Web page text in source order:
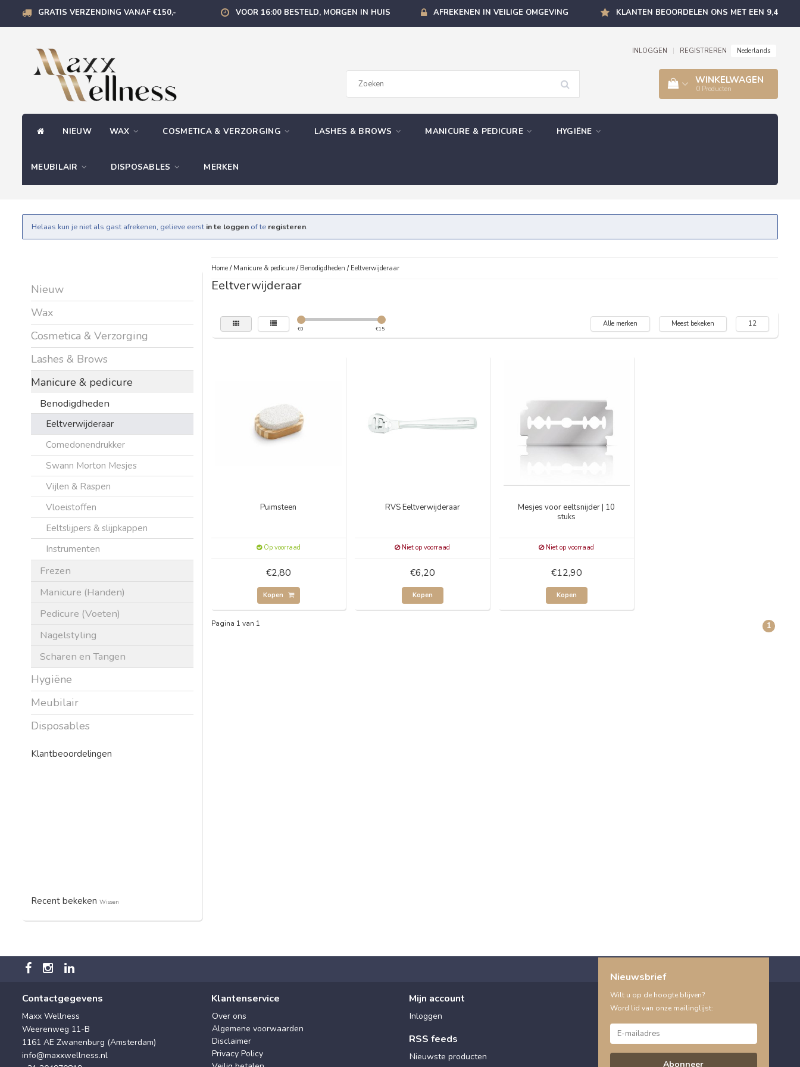
GRATIS VERZENDING VANAF €150,- VOOR 16:00 BESTELD, MORGEN IN HUIS AFREKENEN IN VEILIGE OMGEVING KLANTEN BEOORDELEN ONS MET EEN 9,4
INLOGGEN REGISTREREN Nederlands
WINKELWAGEN
0 Producten
NIEUW WAX COSMETICA & VERZORGING LASHES & BROWS MANICURE & PEDICURE HYGIËNE
MEUBILAIR DISPOSABLES MERKEN
Helaas kun je niet als gast afrekenen, gelieve eerst in te loggen of te registeren.
Nieuw
Wax
Cosmetica & Verzorging
Lashes & Brows
Manicure & pedicure
Benodigdheden
Eeltverwijderaar
Comedonendrukker
Swann Morton Mesjes
Vijlen & Raspen
Vloeistoffen
Eeltslijpers & slijpkappen
Instrumenten
Frezen
Manicure (Handen)
Pedicure (Voeten)
Nagelstyling
Scharen en Tangen
Hygiëne
Meubilair
Disposables
Klantbeoordelingen
Recent bekeken Wissen
Home/ Manicure & pedicure/ Benodigdheden / Eeltverwijderaar
Eeltverwijderaar
€0 €15
Alle merken Meest bekeken 12
Puimsteen
Op voorraad
€2,80
Kopen
RVS Eeltverwijderaar
Niet op voorraad
€6,20
Kopen
Mesjes voor eeltsnijder | 10
stuks
Niet op voorraad
€12,90
Kopen
Pagina 1 van 1 1
Contactgegevens
Maxx Wellness
Weerenweg 11-B
1161 AE Zwanenburg (Amsterdam)
info@maxxwellness.nl
Klantenservice
Over ons
Algemene voorwaarden
Disclaimer
Privacy Policy
Mijn account
Inloggen
RSS feeds
Nieuwste producten
Nieuwsbrief
Wilt u op de hoogte blijven?
Word lid van onze mailinglijst:
Abonneer